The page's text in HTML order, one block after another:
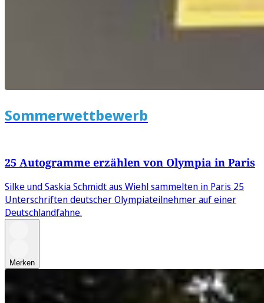
Sommerwettbewerb
25 Autogramme erzählen von Olympia in Paris
Silke und Saskia Schmidt aus Wiehl sammelten in Paris 25
Unterschriften deutscher Olympiateilnehmer auf einer
Deutschlandfahne.
Merken